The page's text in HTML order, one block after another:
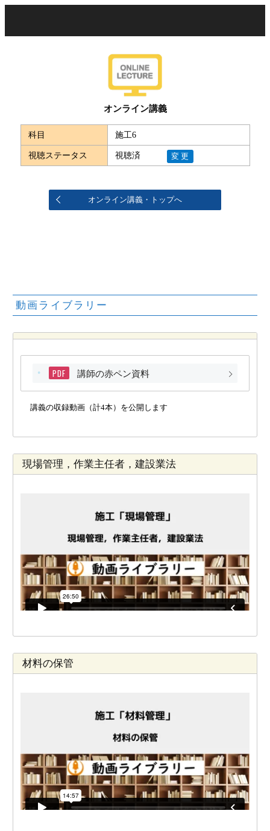
オンライン講義
科目 施工6
視聴ステータス 視聴済 変更
オンライン講義・トップへ
動画ライブラリー
PDF 講師の赤ペン資料
講義の収録動画（計4本）を公開します
現場管理，作業主任者，建設業法
材料の保管